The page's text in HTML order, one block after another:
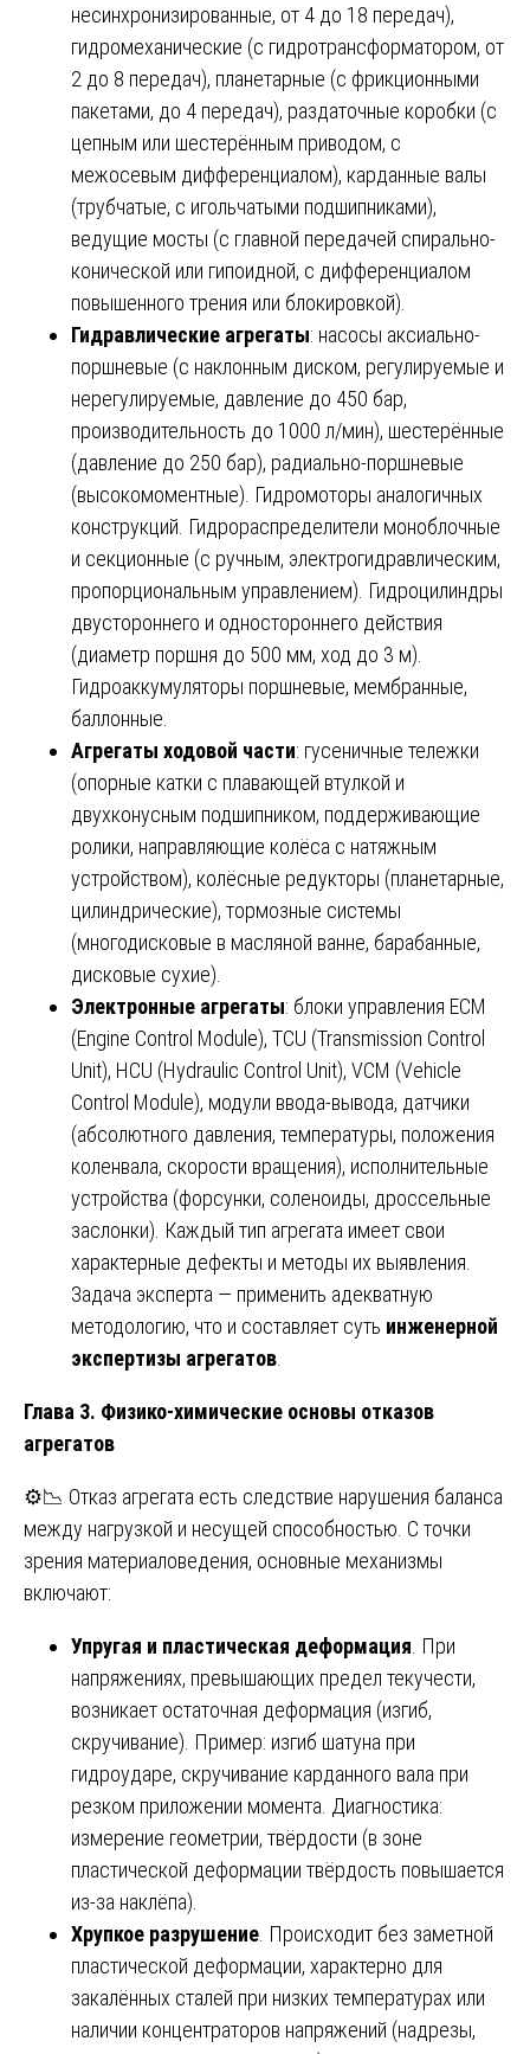
несинхронизированные, от 4 до 18 передач),
гидромеханические (с гидротрансформатором, от
2 до 8 передач), планетарные (с фрикционными
пакетами, до 4 передач), раздаточные коробки (с
цепным или шестерённым приводом, с
межосевым дифференциалом), карданные валы
(трубчатые, с игольчатыми подшипниками),
ведущие мосты (с главной передачей спирально-
конической или гипоидной, с дифференциалом
повышенного трения или блокировкой).
Гидравлические агрегаты: насосы аксиально-
поршневые (с наклонным диском, регулируемые и
нерегулируемые, давление до 450 бар,
производительность до 1000 л/мин), шестерённые
(давление до 250 бар), радиально-поршневые
(высокомоментные). Гидромоторы аналогичных
конструкций. Гидрораспределители моноблочные
и секционные (с ручным, электрогидравлическим,
пропорциональным управлением). Гидроцилиндры
двустороннего и одностороннего действия
(диаметр поршня до 500 мм, ход до 3 м).
Гидроаккумуляторы поршневые, мембранные,
баллонные.
Агрегаты ходовой части: гусеничные тележки
(опорные катки с плавающей втулкой и
двухконусным подшипником, поддерживающие
ролики, направляющие колёса с натяжным
устройством), колёсные редукторы (планетарные,
цилиндрические), тормозные системы
(многодисковые в масляной ванне, барабанные,
дисковые сухие).
Электронные агрегаты: блоки управления ECM
(Engine Control Module), TCU (Transmission Control
Unit), HCU (Hydraulic Control Unit), VCM (Vehicle
Control Module), модули ввода-вывода, датчики
(абсолютного давления, температуры, положения
коленвала, скорости вращения), исполнительные
устройства (форсунки, соленоиды, дроссельные
заслонки). Каждый тип агрегата имеет свои
характерные дефекты и методы их выявления.
Задача эксперта — применить адекватную
методологию, что и составляет суть инженерной
экспертизы агрегатов
Глава 3. Физико-химические основы отказов
агрегатов
⚙️📉 Отказ агрегата есть следствие нарушения баланса
между нагрузкой и несущей способностью. С точки
зрения материаловедения, основные механизмы
включают:
Упругая и пластическая деформация . При
напряжениях, превышающих предел текучести,
возникает остаточная деформация (изгиб,
скручивание). Пример: изгиб шатуна при
гидроударе, скручивание карданного вала при
резком приложении момента. Диагностика:
измерение геометрии, твёрдости (в зоне
пластической деформации твёрдость повышается
из-за наклёпа).
Хрупкое разрушение . Происходит без заметной
пластической деформации, характерно для
закалённых сталей при низких температурах или
наличии концентраторов напряжений (надрезы,